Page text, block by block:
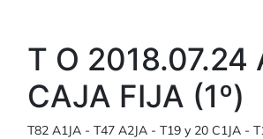
T O 2018.07.24
CAJA FIJA (1º)
T82 A1JA - T47 A2JA - T19 y 20 C1JA -